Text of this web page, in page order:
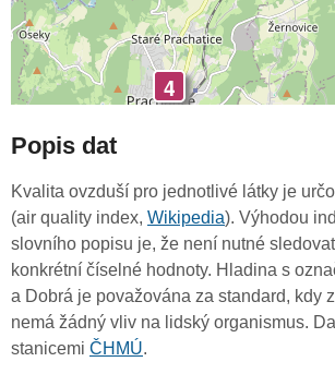
4
Popis dat
Kvalita ovzduší pro jednotlivé látky je
(air quality index, Wikipedia). Výhodou
slovního popisu je, že není nutné
konkrétní číselné hodnoty. Hladina s
a Dobrá je považována za standard, kdy
nemá žádný vliv na lidský organismus.
stanicemi ČHMÚ.